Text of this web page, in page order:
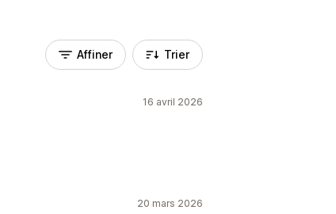
Affiner Trier
16 avril 2026
20 mars 2026